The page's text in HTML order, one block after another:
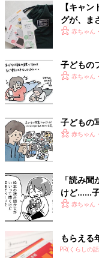
【キャ
グが、ま
赤ちゃん
子どもの
赤ちゃん
子どもの
赤ちゃん
「読み
けど……子
う子育て
赤ちゃん
もらえる
PR(くらしの